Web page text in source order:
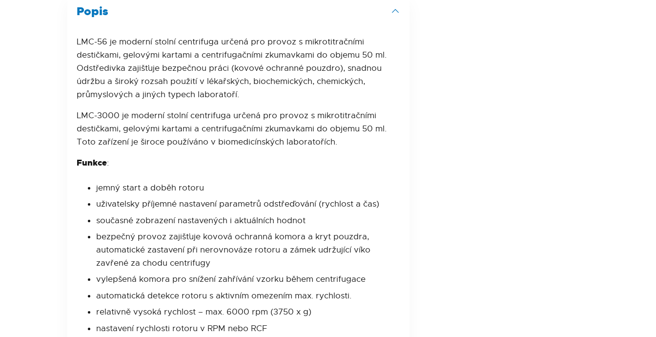
Popis
LMC-56 je moderní stolní centrifuga určená pro provoz s mikrotitračními
destičkami, gelovými kartami a centrifugačními zkumavkami do objemu 50 ml.
Odstředivka zajišťuje bezpečnou práci (kovové ochranné pouzdro), snadnou
údržbu a široký rozsah použití v lékařských, biochemických, chemických,
průmyslových a jiných typech laboratoří.
LMC-3000 je moderní stolní centrifuga určená pro provoz s mikrotitračními
destičkami, gelovými kartami a centrifugačními zkumavkami do objemu 50 ml.
Toto zařízení je široce používáno v biomedicínských laboratořích.
Funkce:
jemný start a doběh rotoru
uživatelsky příjemné nastavení parametrů odstřeďování (rychlost a čas)
současné zobrazení nastavených i aktuálních hodnot
bezpečný provoz zajišťuje kovová ochranná komora a kryt pouzdra,
automatické zastavení při nerovnováze rotoru a zámek udržující víko
zavřené za chodu centrifugy
vylepšená komora pro snížení zahřívání vzorku během centrifugace
automatická detekce rotoru s aktivním omezením max. rychlosti.
relativně vysoká rychlost – max. 6000 rpm (3750 x g)
nastavení rychlosti rotoru v RPM nebo RCF